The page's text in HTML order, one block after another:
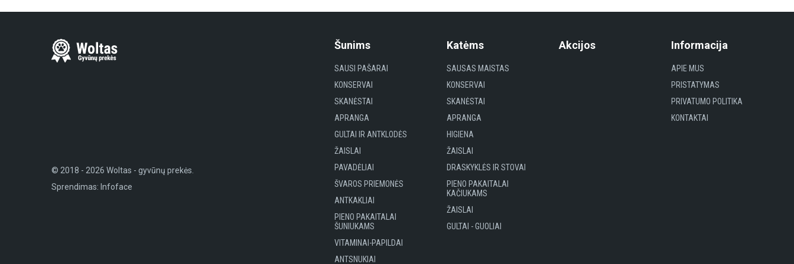
Šunims
SAUSI PAŠARAI
KONSERVAI
SKANĖSTAI
APRANGA
GULTAI IR ANTKLODĖS
ŽAISLAI
PAVADĖLIAI
ŠVAROS PRIEMONĖS
ANTKAKLIAI
PIENO PAKAITALAI
ŠUNIUKAMS
VITAMINAI-PAPILDAI
ANTSNUKIAI
Katėms
SAUSAS MAISTAS
KONSERVAI
SKANĖSTAI
APRANGA
HIGIENA
ŽAISLAI
DRASKYKLĖS IR STOVAI
PIENO PAKAITALAI
KAČIUKAMS
ŽAISLAI
GULTAI - GUOLIAI
Akcijos Informacija
APIE MUS
PRISTATYMAS
PRIVATUMO POLITIKA
KONTAKTAI
© 2018 - 2026 Woltas - gyvūnų prekės.
Sprendimas: Infoface